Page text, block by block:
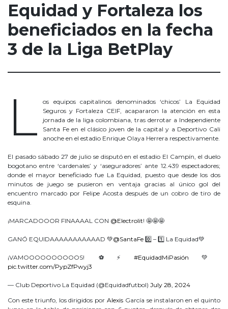
Equidad y Fortaleza los
beneficiados en la fecha
3 de la Liga BetPlay
L
os equipos capitalinos denominados ‘chicos’ La Equidad
Seguros y Fortaleza CEIF, acapararon la atención en esta
jornada de la liga colombiana, tras derrotar a Independiente
Santa Fe en el clásico joven de la capital y a Deportivo Cali
anoche en el estadio Enrique Olaya Herrera respectivamente.
El pasado sábado 27 de julio se disputó en el estadio El Campín, el duelo
bogotano entre ‘cardenales’ y ‘aseguradores’ ante 12.439 espectadores;
donde el mayor beneficiado fue La Equidad, puesto que desde los dos
minutos de juego se pusieron en ventaja gracias al único gol del
encuentro marcado por Felipe Acosta después de un cobro de tiro de
esquina.
¡MARCADOOOR FINAAAAL CON @Electrolit! 🤩🤩🤩
GANÓ EQUIDAAAAAAAAAAAD 💚@SantaFe 0️⃣ – 1️⃣ La Equidad💚
¡VAMOOOOOOOOOOS! ⚽️⚡️ #EquidadMiPasión 💚
pic.twitter.com/PypZfPwyj3
— Club Deportivo La Equidad (@Equidadfutbol) July 28, 2024
Con este triunfo, los dirigidos por Alexis García se instalaron en el quinto